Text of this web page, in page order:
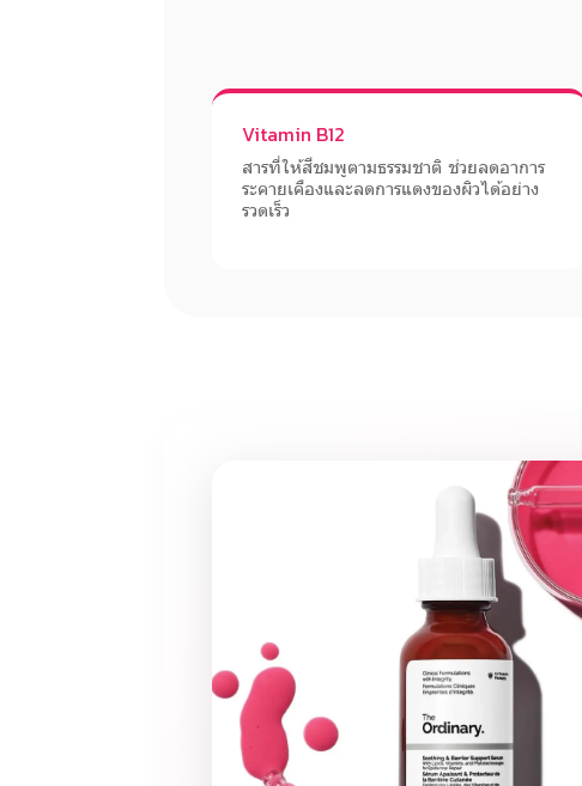
Vitamin B12
สารที่ให้สีชมพูตามธรรมชาติ ช่วยลดอาการ
ระคายเคืองและลดการแดงของผิวได้อย่าง
รวดเร็ว